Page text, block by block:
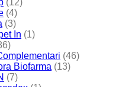
(12)
(4)
(3)
In (1)
(46)
Biofarma (13)
(7)